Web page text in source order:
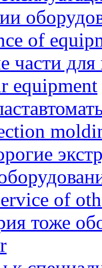
of
для
equipment
of
тоже